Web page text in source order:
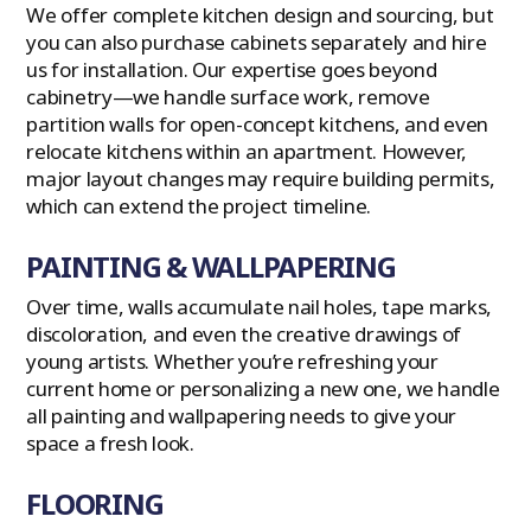
We offer complete kitchen design and sourcing, but
you can also purchase cabinets separately and hire
us for installation. Our expertise goes beyond
cabinetry—we handle surface work, remove
partition walls for open-concept kitchens, and even
relocate kitchens within an apartment. However,
major layout changes may require building permits,
which can extend the project timeline.
PAINTING & WALLPAPERING
Over time, walls accumulate nail holes, tape marks,
discoloration, and even the creative drawings of
young artists. Whether you’re refreshing your
current home or personalizing a new one, we handle
all painting and wallpapering needs to give your
space a fresh look.
FLOORING